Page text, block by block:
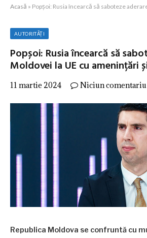
Acasă » Popșoi: Rusia încearcă să saboteze aderarea Moldovei
AUTORITĂȚI
Popșoi: Rusia încearcă să
Moldovei la UE cu amenințări
11 martie 2024 Niciun comentariu
Republica Moldova se confruntă cu